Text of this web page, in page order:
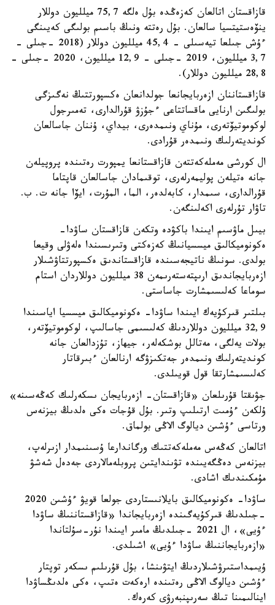
قازاقستان اتالعان كەزەڭدە بۇل ەلگە 75,7 ميلليون دوللار
ينۆەستيتسيا سالعان. بۇل رەتتە ونىڭ باسىم بولىگى كەيىنگى
ءۇش جىلعا تيەسىلى - 45,4 ميلليون دوللار (2018 -جىلى -
3,7 ميلليون، 2019 -جىلى - 12,9 ميلليون، 2020 -جىلى -
28,8 ميلليون دوللار).
قازاقستاننان ازەربايجانعا جولدانعان ەكسپورتتىڭ نەگىزگى
بولىگىن ارنايى ماقساتتاعى ءجۇزۋ قۇرالدارى، تەمىرجول
لوكوموتيۆتەرى، مۇناي ونىمدەرى، بيداي، ۇننان جاسالعان
كونديتەرلىك ونىمدەر قۇرادى.
ال كورشى مەملەكەتتەن قازاقستانعا يمپورت رەتىندە پروپيلەن
جانە ەتيلەن پوليمەرلەرى، توقىمادان جاسالعان قاپتاما
قۇرالدارى، سىمدار، كابەلدەر، الما، المۇرت، ايۆا جانە ت. ب.
تاۋار تۇرلەرى اكەلىنگەن.
بيىل ماۋسىم ايىندا باكۋدە وتكەن قازاقستان ساۋدا-
ەكونوميكالىق ميسسيانىڭ كەزەكتى وتىرىسىندا ەلەۋلى وقيعا
بولدى. سونىڭ ناتيجەسىندە قازاقستاندىق ەكسپورتتاۋشىلار
ازەربايجاندىق ارىپتەستەرىمەن 38 ميلليون دوللاردان استام
سوماعا كەلىسىمشارت جاساستى.
بىلتىر قىركۇيەك ايىندا ساۋدا- ەكونوميكالىق ميسسيا اياسىندا
32,9 ميلليون دوللاردىڭ كەلىسىمى جاسالىپ، لوكوموتيۆتەر،
بولات يەلگى، مەتالل بوشكەلەر، جيھاز، تۇزدالعان جانە
كونديتەرلىك ونىمدەر جەتكىزۋگە ارنالعان ءبىرقاتار
كەلىسىمشارتقا قول قويىلدى.
جۋىقتا قۇرىلعان «قازاقستان- ازەربايجان ىسكەرلىك كەڭەسىنە»
ۇلكەن ءۇمىت ارتىلىپ وتىر. بۇل قۇجات ەكى ەلدىڭ بيزنەس
ورتاسى ءۇشىن ديالوگ الاڭى بولماق.
اتالعان كەڭەس مەملەكەتتىك ورگاندارعا ۇسىنىمدار ازىرلەپ،
بيزنەس دەڭگەيىندە تۋىندايتىن پروبلەمالاردى جەدەل شەشۋ
مۇمكىندىك اشادى.
ساۋدا- ەكونوميكالىق بايلانىستاردى جولعا قويۋ ءۇشىن 2020
-جىلدىڭ قىركۇيەگىندە ازەربايجاندا «قازاقستاننىڭ ساۋدا
ءۇيى»، ال 2021 -جىلدىڭ مامىر ايىندا نۇر-سۇلتاندا
«ازەربايجاننىڭ ساۋدا ءۇيى» اشىلدى.
ۇيىمداستىرۋشىلاردىڭ ايتۋىنشا، بۇل قۇرىلىم ىسكەر توپتار
ءۇشىن ديالوگ الاڭى رەتىندە ارەكەت ەتىپ، ەكى ەلدىڭساۋدا
اينالىمىنا تىڭ سەرىپنبەرۋى كەرەك.